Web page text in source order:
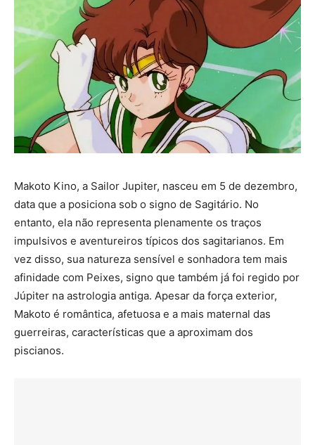
Makoto Kino, a Sailor Jupiter, nasceu em 5 de dezembro,
data que a posiciona sob o signo de Sagitário. No
entanto, ela não representa plenamente os traços
impulsivos e aventureiros típicos dos sagitarianos. Em
vez disso, sua natureza sensível e sonhadora tem mais
afinidade com Peixes, signo que também já foi regido por
Júpiter na astrologia antiga. Apesar da força exterior,
Makoto é romântica, afetuosa e a mais maternal das
guerreiras, características que a aproximam dos
piscianos.